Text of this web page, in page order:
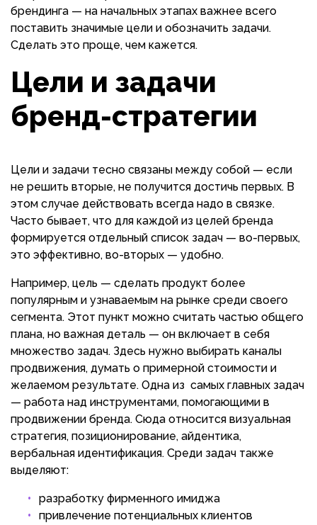
брендинга — на начальных этапах важнее всего
поставить значимые цели и обозначить задачи.
Сделать это проще, чем кажется.
Цели и задачи
бренд-стратегии
Цели и задачи тесно связаны между собой — если
не решить вторые, не получится достичь первых. В
этом случае действовать всегда надо в связке.
Часто бывает, что для каждой из целей бренда
формируется отдельный список задач — во-первых,
это эффективно, во-вторых — удобно.
Например, цель — сделать продукт более
популярным и узнаваемым на рынке среди своего
сегмента. Этот пункт можно считать частью общего
плана, но важная деталь — он включает в себя
множество задач. Здесь нужно выбирать каналы
продвижения, думать о примерной стоимости и
желаемом результате. Одна из самых главных задач
— работа над инструментами, помогающими в
продвижении бренда. Сюда относится визуальная
стратегия, позиционирование, айдентика,
вербальная идентификация. Среди задач также
выделяют:
разработку фирменного имиджа
привлечение потенциальных клиентов